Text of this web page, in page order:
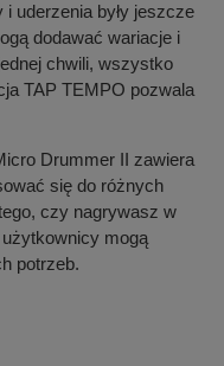
uderzenia były jeszcze
dodawać wariacje i
chwili, wszystko
TAP TEMPO pozwala
Drummer II zawiera
się do różnych
czy nagrywasz w
mogą
potrzeb.